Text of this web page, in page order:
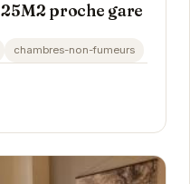
proche gare
chambres-non-fumeurs